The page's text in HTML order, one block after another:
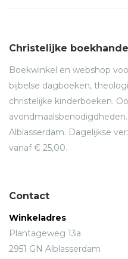
Christelijke
Boekwinkel en webshop
bijbelse dagboeken,
christelijke kinderboeken.
Alblasserdam. Dagelijkse
vanaf € 25,00.
Contact
Winkeladres
Plantageweg 13a
2951 GN Alblasserdam